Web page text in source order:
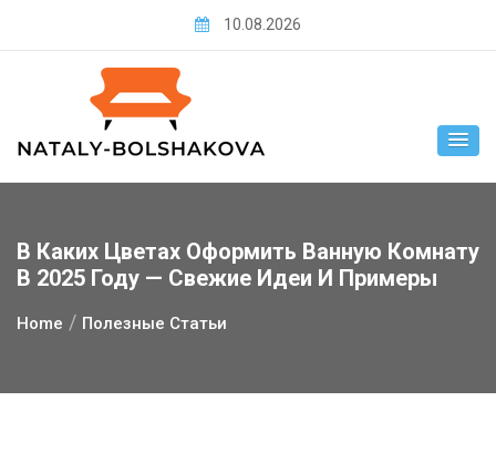
10.08.2026
В Каких Цветах Оформить Ванную Комнату
В 2025 Году — Свежие Идеи И Примеры
Home Полезные Статьи